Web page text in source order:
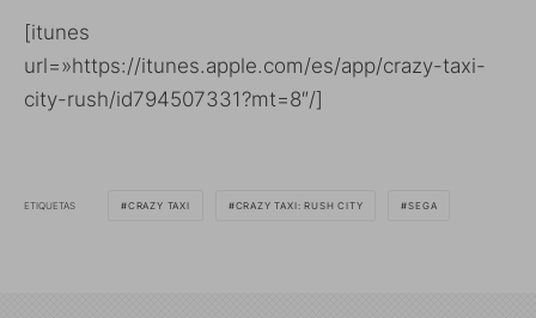
[itunes
url=»https://itunes.apple.com/es/app/crazy-taxi-
city-rush/id794507331?mt=8″/]
ETIQUETAS CRAZY TAXI CRAZY TAXI: RUSH CITY SEGA